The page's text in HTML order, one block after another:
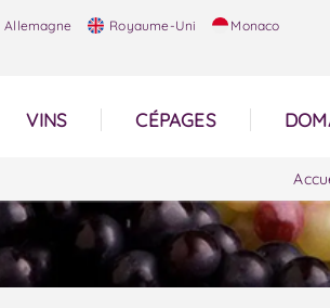
Allemagne Royaume-Uni Monaco
VINS CÉPAGES